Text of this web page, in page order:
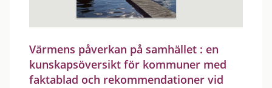
Värmens påverkan på samhället : en
kunskapsöversikt för kommuner med
faktablad och rekommendationer vid